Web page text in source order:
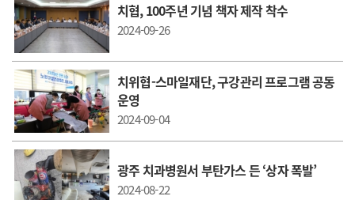
치협, 100주년 기념 책자 제작 착수
2024-09-26
치위협-스마일재단, 구강관리 프로그램 공동
운영
2024-09-04
광주 치과병원서 부탄가스 든 ‘상자 폭발’
2024-08-22